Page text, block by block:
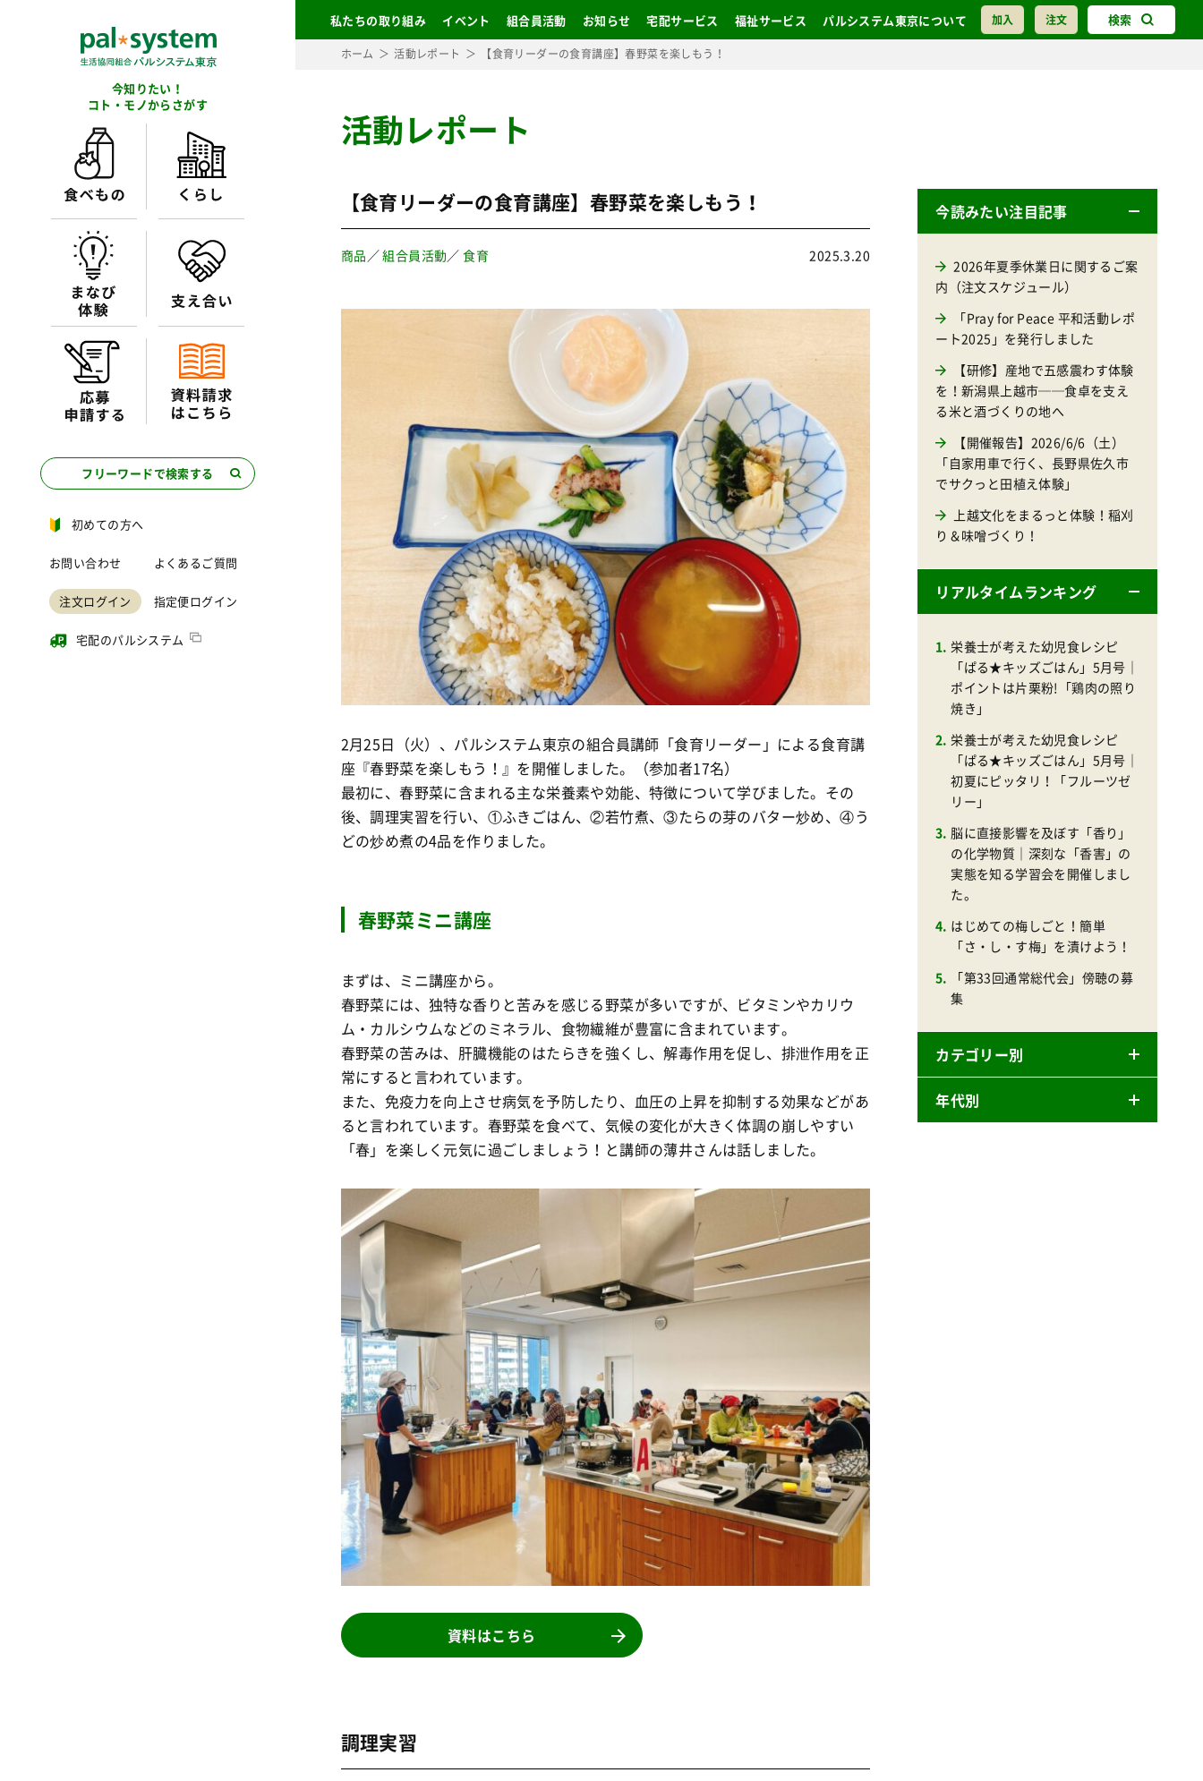
加入 注文 検索
私たちの取り組み イベント 組合員活動 お知らせ 宅配サービス 福祉サービス パルシステム東京について
今知りたい！
コト・モノからさがす
フリーワードで検索する
初めての方へ
お問い合わせ よくあるご質問
注文ログイン 指定便ログイン
宅配のパルシステム
ホーム 活動レポート 【食育リーダーの食育講座】春野菜を楽しもう！
活動レポート
【食育リーダーの食育講座】春野菜を楽しもう！
商品 ／組合員活動／食育 2025.3.20
2月25日（火）、パルシステム東京の組合員講師「食育リーダー」による食育講
座『春野菜を楽しもう！』を開催しました。（参加者17名）
最初に、春野菜に含まれる主な栄養素や効能、特徴について学びました。その
後、調理実習を行い、①ふきごはん、②若竹煮、③たらの芽のバター炒め、④う
どの炒め煮の4品を作りました。
春野菜ミニ講座
まずは、ミニ講座から。
春野菜には、独特な香りと苦みを感じる野菜が多いですが、ビタミンやカリウ
ム・カルシウムなどのミネラル、食物繊維が豊富に含まれています。
春野菜の苦みは、肝臓機能のはたらきを強くし、解毒作用を促し、排泄作用を正
常にすると言われています。
また、免疫力を向上させ病気を予防したり、血圧の上昇を抑制する効果などがあ
ると言われています。春野菜を食べて、気候の変化が大きく体調の崩しやすい
「春」を楽しく元気に過ごしましょう！と講師の薄井さんは話しました。
資料はこちら
調理実習
今読みたい注目記事
2026年夏季休業日に関するご案
内（注文スケジュール）
「Pray for Peace 平和活動レポ
ート2025」を発行しました
【研修】産地で五感震わす体験
を！新潟県上越市──食卓を支え
る米と酒づくりの地へ
【開催報告】2026/6/6（土）
「自家用車で行く、長野県佐久市
でサクっと田植え体験」
上越文化をまるっと体験！稲刈
り＆味噌づくり！
リアルタイムランキング
栄養士が考えた幼児食レシピ
「ぱる★キッズごはん」5月号｜
ポイントは片栗粉!「鶏肉の照り
焼き」
栄養士が考えた幼児食レシピ
「ぱる★キッズごはん」5月号｜
初夏にピッタリ！「フルーツゼ
リー」
脳に直接影響を及ぼす「香り」
の化学物質｜深刻な「香害」の
実態を知る学習会を開催しまし
た。
はじめての梅しごと！簡単
「さ・し・す梅」を漬けよう！
「第33回通常総代会」傍聴の募
集
カテゴリー別
ニュースリリース
年代別